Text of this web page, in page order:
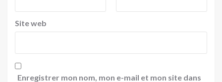
Site web
Enregistrer mon nom, mon e-mail et mon site dans